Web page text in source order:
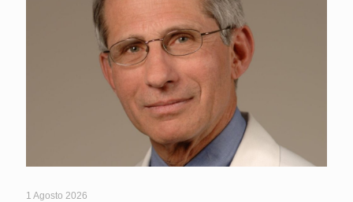
1 Agosto 2026